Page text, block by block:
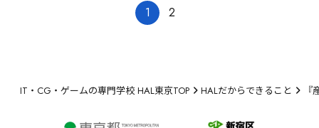
1 2
IT・CG・ゲームの専門学校 HAL東京TOP HALだからできること